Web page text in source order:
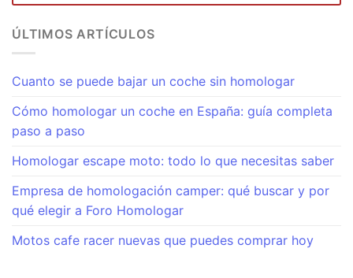
ÚLTIMOS ARTÍCULOS
Cuanto se puede bajar un coche sin homologar
Cómo homologar un coche en España: guía completa
paso a paso
Homologar escape moto: todo lo que necesitas saber
Empresa de homologación camper: qué buscar y por
qué elegir a Foro Homologar
Motos cafe racer nuevas que puedes comprar hoy